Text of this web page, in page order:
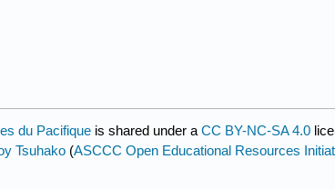
du Pacifique is shared under a CC BY-NC-SA 4.0
Tsuhako (ASCCC Open Educational Resources